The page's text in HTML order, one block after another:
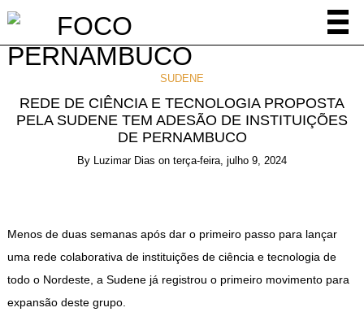
SUDENE
REDE DE CIÊNCIA E TECNOLOGIA PROPOSTA
PELA SUDENE TEM ADESÃO DE INSTITUIÇÕES
DE PERNAMBUCO
By Luzimar Dias on terça-feira, julho 9, 2024
Menos de duas semanas após dar o primeiro passo para lançar
uma rede colaborativa de instituições de ciência e tecnologia de
todo o Nordeste, a Sudene já registrou o primeiro movimento para
expansão deste grupo.